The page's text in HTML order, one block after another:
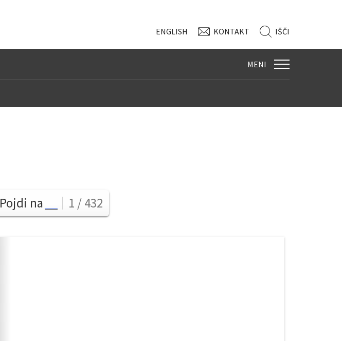
ENGLISH KONTAKT IŠČI
MENI
Pojdi na 1 / 432